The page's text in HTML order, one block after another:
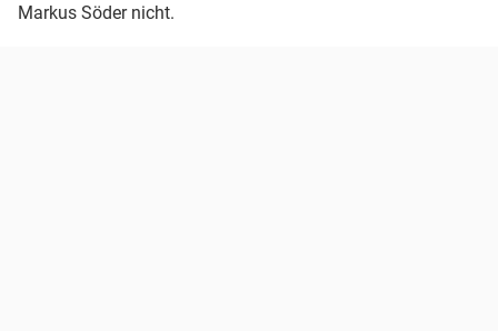
Markus Söder nicht.